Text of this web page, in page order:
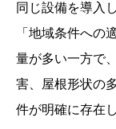
同じ設備を導入
「地域条件への
量が多い一方で
害、屋根形状の
件が明確に存在
フリーダイヤル